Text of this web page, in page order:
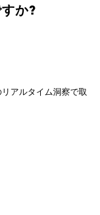
か?
アルタイム洞察で取